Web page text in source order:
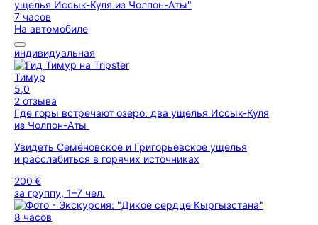
7 часов
На автомобиле
индивидуальная
Тимур
5,0
2 отзыва
Где горы встречают озеро: два ущелья Иссык-Куля
из Чолпон-Аты
Увидеть Семёновское и Григорьевское ущелья
и расслабиться в горячих источниках
200 €
за группу, 1–7 чел.
8 часов